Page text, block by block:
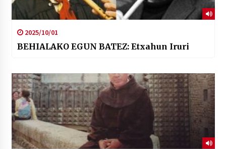
2025/10/01
BEHIALAKO EGUN BATEZ: Etxahun Iruri